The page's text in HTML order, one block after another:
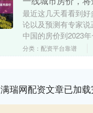
最近这几天看看到
论以及预测有专家说
中国的房价到2023
万元一平米。 评论区
分类：配资平台靠谱
满瑞网配资文章已加